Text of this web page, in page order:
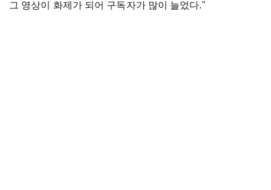
그 영상이 화제가 되어 구독자가 많이 늘었다."